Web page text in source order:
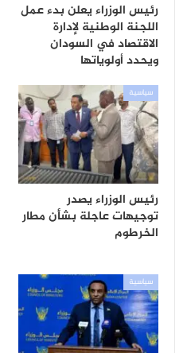
رئيس الوزراء يعلن بدء عمل
اللجنة الوطنية لإدارة
الاقتصاد في السودان
ويحدد أولوياتها
سياسية
رئيس الوزراء يصدر
توجيهات عاجلة بشأن مطار
الخرطوم
سياسية